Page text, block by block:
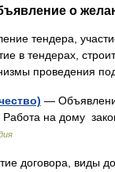
о
тендера,
в тендерах,
проведения
—
Работа на дому
договора, виды